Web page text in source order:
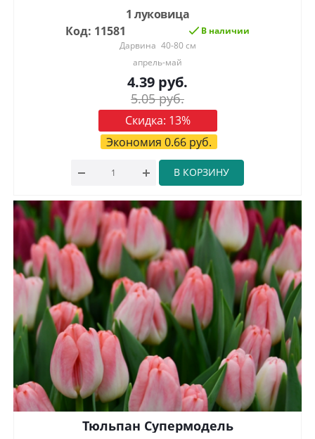
1 луковица
Код: 11581
В наличии
Дарвина 40-80 см
апрель-май
4.39 руб.
5.05руб.
Скидка: 13%
Экономия 0.66руб.
В КОРЗИНУ
Тюльпан Супермодель